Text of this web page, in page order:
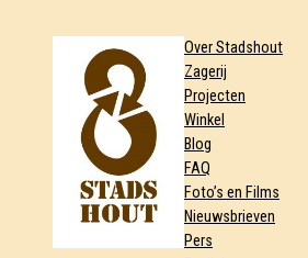
Over Stadshout
Zagerij
Projecten
Winkel
Blog
FAQ
Foto’s en Films
Nieuwsbrieven
Pers